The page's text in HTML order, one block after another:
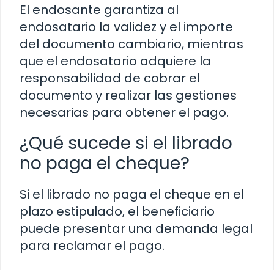
El endosante garantiza al
endosatario la validez y el importe
del documento cambiario, mientras
que el endosatario adquiere la
responsabilidad de cobrar el
documento y realizar las gestiones
necesarias para obtener el pago.
¿Qué sucede si el librado
no paga el cheque?
Si el librado no paga el cheque en el
plazo estipulado, el beneficiario
puede presentar una demanda legal
para reclamar el pago.